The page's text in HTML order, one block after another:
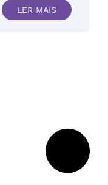
LER MAIS